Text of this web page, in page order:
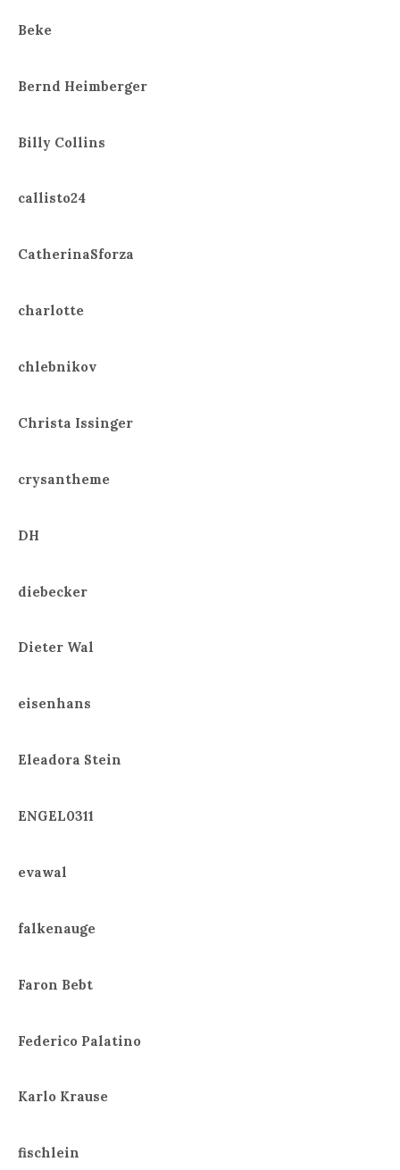
Beke
Bernd Heimberger
Billy Collins
callisto24
CatherinaSforza
charlotte
chlebnikov
Christa Issinger
crysantheme
DH
diebecker
Dieter Wal
eisenhans
Eleadora Stein
ENGEL0311
evawal
falkenauge
Faron Bebt
Federico Palatino
Karlo Krause
fischlein